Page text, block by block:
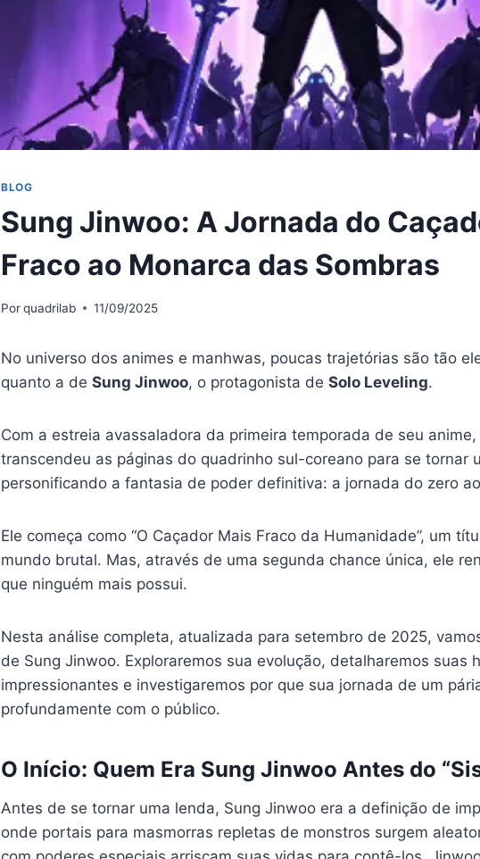
BLOG
Sung Jinwoo: A Jornada do
Fraco ao Monarca das Sombras
Porquadrilab 11/09/2025
No universo dos animes e manhwas, poucas trajetórias são tão
quanto a de Sung Jinwoo, o protagonista de Solo Leveling.
Com a estreia avassaladora da primeira temporada de seu
transcendeu as páginas do quadrinho sul-coreano para se tornar
personificando a fantasia de poder definitiva: a jornada do zero
Ele começa como “O Caçador Mais Fraco da Humanidade”, um
mundo brutal. Mas, através de uma segunda chance única, ele
que ninguém mais possui.
Nesta análise completa, atualizada para setembro de 2025,
de Sung Jinwoo. Exploraremos sua evolução, detalharemos suas
impressionantes e investigaremos por que sua jornada de um
profundamente com o público.
O Início: Quem Era Sung Jinwoo Antes do
Antes de se tornar uma lenda, Sung Jinwoo era a definição de
onde portais para masmorras repletas de monstros surgem